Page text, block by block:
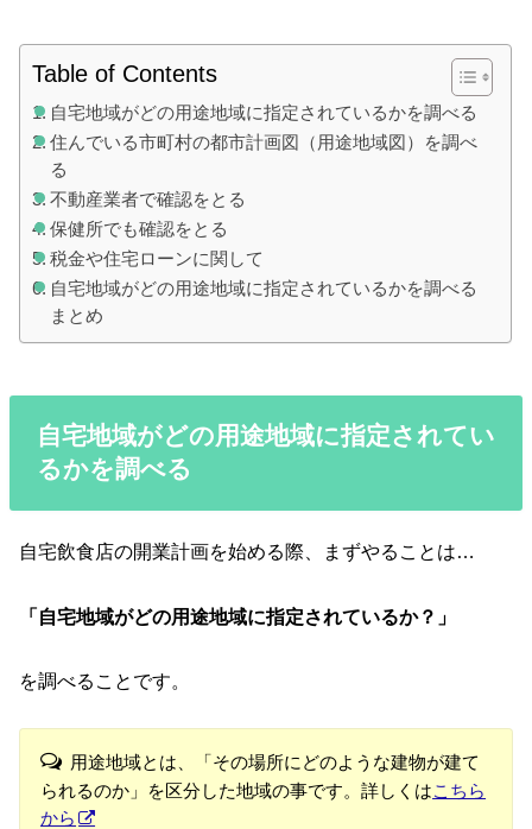
Table of Contents
自宅地域がどの用途地域に指定されているかを調べる
住んでいる市町村の都市計画図（用途地域図）を調べ
る
不動産業者で確認をとる
保健所でも確認をとる
税金や住宅ローンに関して
自宅地域がどの用途地域に指定されているかを調べる
まとめ
自宅地域がどの用途地域に指定されてい
るかを調べる
自宅飲食店の開業計画を始める際、まずやることは…
「自宅地域がどの用途地域に指定されているか？」
を調べることです。
用途地域とは、「その場所にどのような建物が建て
られるのか」を区分した地域の事です。詳しくはこちら
から